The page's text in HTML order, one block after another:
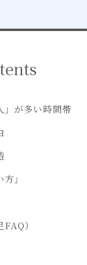
」が多い時間帯
」
）